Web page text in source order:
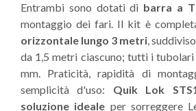
Entrambi sono dotati di barra a
montaggio dei fari. Il kit è
orizzontale lungo 3 metri,
da 1,5 metri ciascuno; tutti i
mm. Praticità, rapidità di
semplicità d'uso: Quik Lok
soluzione ideale per sorreggere